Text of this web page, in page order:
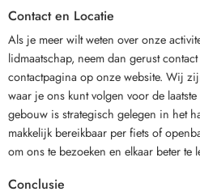
Contact en Locatie
Als je meer wilt weten over onze
lidmaatschap, neem dan gerust
contactpagina op onze website. Wij
waar je ons kunt volgen voor de
gebouw is strategisch gelegen in het
makkelijk bereikbaar per fiets of
om ons te bezoeken en elkaar beter te
Conclusie